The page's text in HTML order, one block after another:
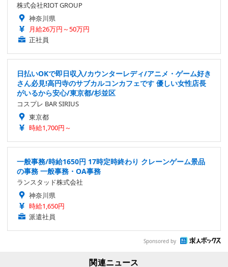
株式会社RIOT GROUP
神奈川県
月給26万円～50万円
正社員
日払いOKで即日収入/カウンターレディ/アニメ・ゲーム好き
さん必見!高円寺のサブカルコンカフェです 優しい女性店長
がいるから安心/東京都/杉並区
コスプレ BAR SIRIUS
東京都
時給1,700円～
一般事務/時給1650円 17時定時終わり クレーンゲーム景品
の事務 一般事務・OA事務
ランスタッド株式会社
神奈川県
時給1,650円
派遣社員
Sponsored by
関連ニュース